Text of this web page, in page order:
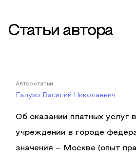
Статьи автора
Автор статьи
Галузо Василий Николаевич
Об оказании платных услуг
учреждении в городе
значения – Москве (опыт